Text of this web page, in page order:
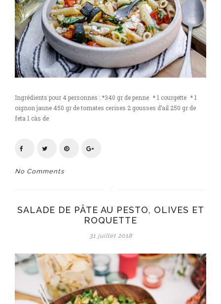
Ingrédients pour 4 personnes : *340 gr de penne * 1 courgette * 1
oignon jaune 450 gr de tomates cerises 2 gousses d’ail 250 gr de
feta 1 càs de
No Comments
SALADE DE PÂTE AU PESTO, OLIVES ET
ROQUETTE
31 juillet 2018